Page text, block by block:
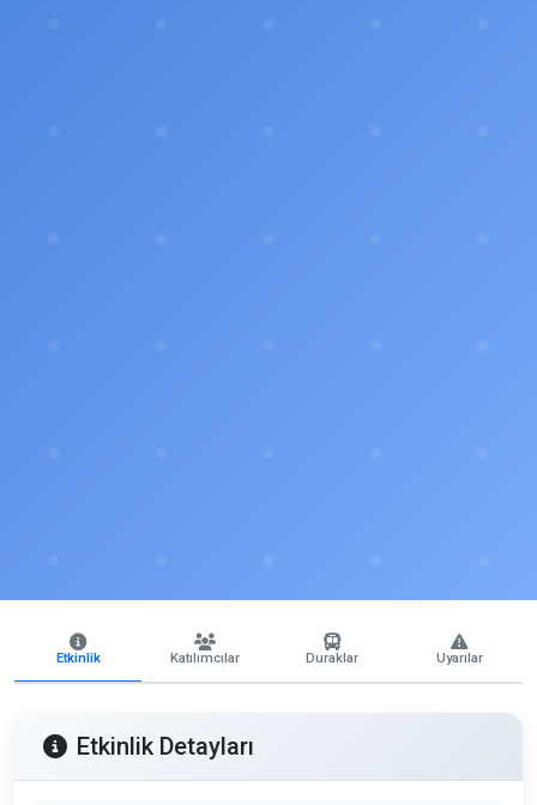
Etkinlik Katılımcılar Duraklar Uyarılar
Etkinlik Detayları